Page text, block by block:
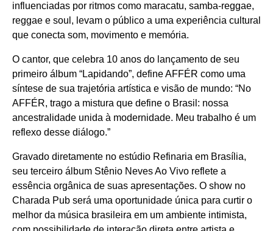
influenciadas por ritmos como maracatu, samba-reggae,
reggae e soul, levam o público a uma experiência cultural
que conecta som, movimento e memória.
O cantor, que celebra 10 anos do lançamento de seu
primeiro álbum “Lapidando”, define AFFÉR como uma
síntese de sua trajetória artística e visão de mundo: “No
AFFÉR, trago a mistura que define o Brasil: nossa
ancestralidade unida à modernidade. Meu trabalho é um
reflexo desse diálogo.”
Gravado diretamente no estúdio Refinaria em Brasília,
seu terceiro álbum Stênio Neves Ao Vivo reflete a
essência orgânica de suas apresentações. O show no
Charada Pub será uma oportunidade única para curtir o
melhor da música brasileira em um ambiente intimista,